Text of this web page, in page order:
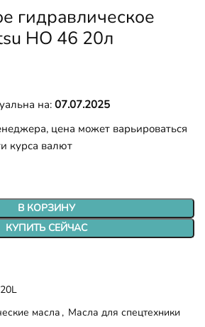
гидравлическое
HO 46 20л
на: 07.07.2025
цена может варьироваться
курса валют
В КОРЗИНУ
КУПИТЬ СЕЙЧАС
масла , Масла для спецтехники